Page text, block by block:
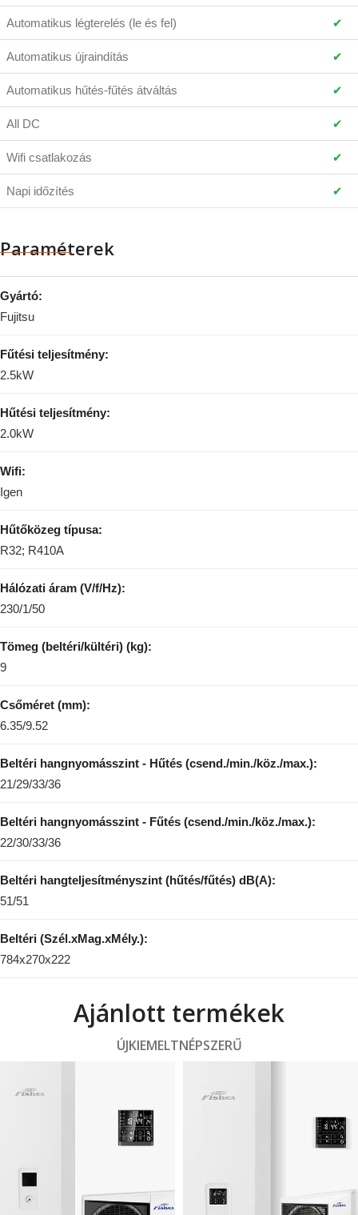
Automatikus légterelés (le és fel) ✔
Automatikus újraindítás ✔
Automatikus hűtés-fűtés átváltás ✔
All DC ✔
Wifi csatlakozás ✔
Napi időzítés ✔
Paraméterek
Gyártó:
Fujitsu
Fűtési teljesítmény:
2.5kW
Hűtési teljesítmény:
2.0kW
Wifi:
Igen
Hűtőközeg típusa:
R32; R410A
Hálózati áram (V/f/Hz):
230/1/50
Tömeg (beltéri/kültéri) (kg):
9
Csőméret (mm):
6.35/9.52
Beltéri hangnyomásszint - Hűtés (csend./min./köz./max.):
21/29/33/36
Beltéri hangnyomásszint - Fűtés (csend./min./köz./max.):
22/30/33/36
Beltéri hangteljesítményszint (hűtés/fűtés) dB(A):
51/51
Beltéri (Szél.xMag.xMély.):
784x270x222
Ajánlott termékek
ÚJKIEMELTNÉPSZERŰ